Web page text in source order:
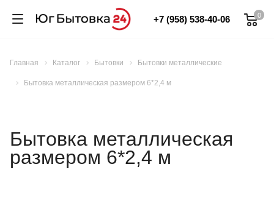
0
+7 (958) 538-40-06
Главная Каталог Бытовки Бытовки металлические
Бытовка металлическая размером 6*2,4 м
Бытовка металлическая
размером 6*2,4 м